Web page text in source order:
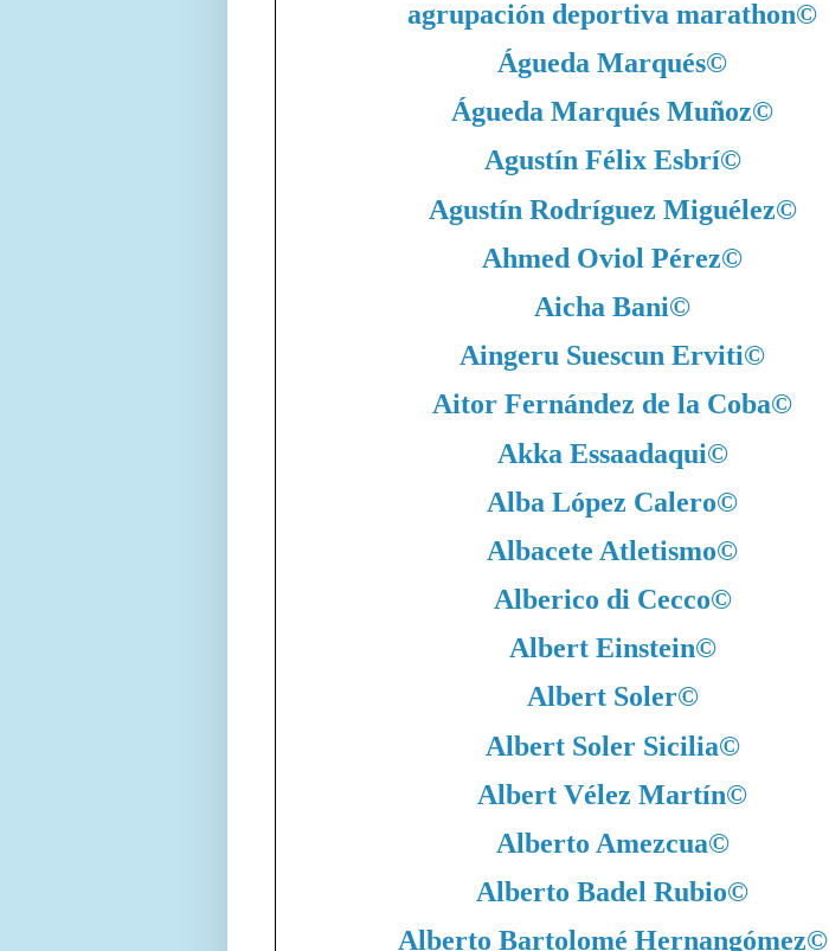
agrupación deportiva marathon©
Águeda Marqués©
Águeda Marqués Muñoz©
Agustín Félix Esbrí©
Agustín Rodríguez Miguélez©
Ahmed Oviol Pérez©
Aicha Bani©
Aingeru Suescun Erviti©
Aitor Fernández de la Coba©
Akka Essaadaqui©
Alba López Calero©
Albacete Atletismo©
Alberico di Cecco©
Albert Einstein©
Albert Soler©
Albert Soler Sicilia©
Albert Vélez Martín©
Alberto Amezcua©
Alberto Badel Rubio©
Alberto Bartolomé Hernangómez©